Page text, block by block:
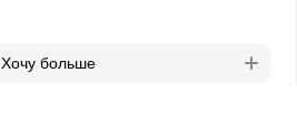
Хочу больше